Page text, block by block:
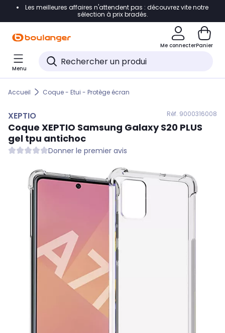
Accéder directement à la navigation
Accéder directement au pied de page
Accéder directement au chatbot
Les meilleures affaires n'attendent pas : découvrez vite notre
sélection à prix bradés.
Me connecterPanier
Menu
Accueil Coque - Etui - Protège écran
XEPTIO Réf. 9000316008
Coque XEPTIO Samsung Galaxy S20 PLUS
gel tpu antichoc
Donner le premier avis